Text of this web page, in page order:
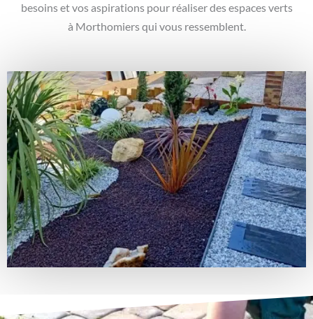
besoins et vos aspirations pour réaliser des espaces verts
à Morthomiers qui vous ressemblent.